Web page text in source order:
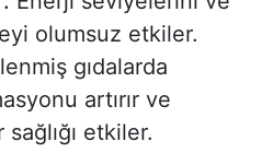
olumsuz etkiler.
gıdalarda
artırır ve
etkiler.